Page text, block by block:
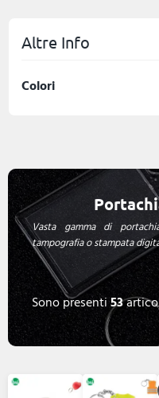
Altre Info
Colori
Vasta gamma di
tampografia o stampata
Sono presenti53